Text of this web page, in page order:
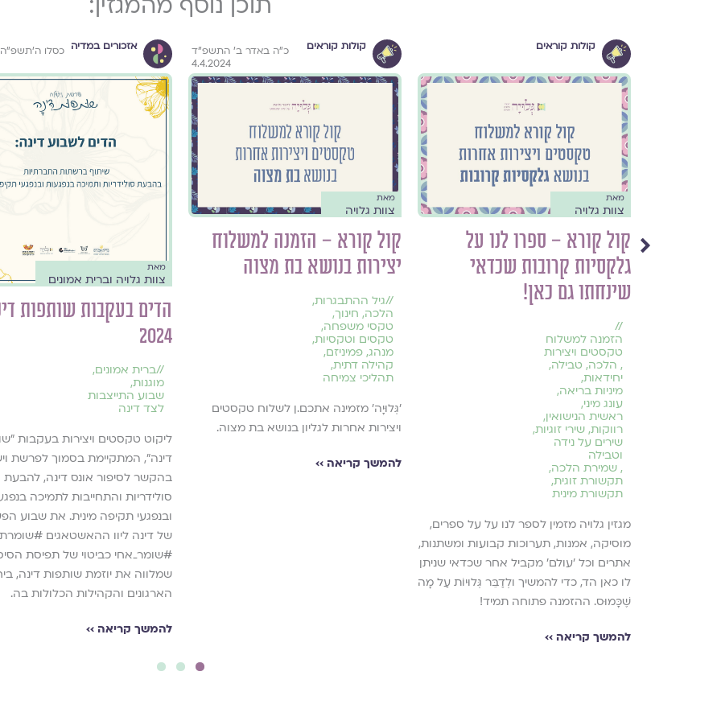
קולות קוראים
מאת
צוות גלויה
קול קורא – ספרו לנו על
גלקסיות קרובות שכדאי
שינחתו גם כאן!
//
הזמנה למשלוח
טקסטים ויצירות
, הלכה, טבילה,
יחידאות,
מיניות בריאה,
עונג מיני,
ראשית הנישואין,
רווקות, שירי זוגיות,
שירים על נידה
וטבילה
, שמירת הלכה,
תקשורת זוגית,
תקשורת מינית
מגזין גלויה מזמין לספר לנו על על ספרים,
מוסיקה, אמנות, תערוכות קבועות ומשתנות,
אתרים וכל ׳עולם׳ מקביל אחר שכדאי שניתן
לו כאן הד, כדי להמשיך ולְדַבֵּר גְּלוּיוֹת עַל מָה
שֶׁכָּמוּס. ההזמנה פתוחה תמיד!
להמשך קריאה ››
קולות קוראים
כ״ה באדר ב׳ התשפ״ד
4.4.2024
מאת
צוות גלויה
קול קורא – הזמנה למשלוח
יצירות בנושא בת מצוה
//גיל ההתבגרות,
הלכה, חינוך,
טקסי משפחה,
טקסים וטקסיות,
מנהג, פמיניזם,
קהילה דתית,
תהליכי צמיחה
׳גְּלוּיָה׳ מזמינה אתכם.ן לשלוח טקסטים
ויצירות אחרות לגליון בנושא בת מצוה.
להמשך קריאה ››
אזכורים במדיה כסלו
מאת
צוות גלויה וברית אמונים
הדים בעקבות שותפות
2024
//ברית אמונים,
מוגנות,
שבוע התייצבות
לצד דינה
ליקוט טקסטים ויצירות בעקבות
דינה", המתקיימת בסמוך לפרשת
בהקשר לסיפור אונס דינה, להבעת
סולידריות והתחייבות לתמיכה
ובנפגעי תקיפה מינית.​ את שבוע
של דינה ליוו ההאשטאגים
#שומר_אחי כביטוי של תפיסת
שמלווה את יוזמת שותפות דינה,
הארגונים והקהילות הכלולות בה.
להמשך קריאה ››
1